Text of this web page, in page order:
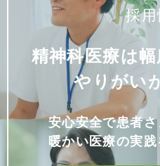
採用
精神科医療は幅
やりがい
安心安全で患者
暖かい医療の実